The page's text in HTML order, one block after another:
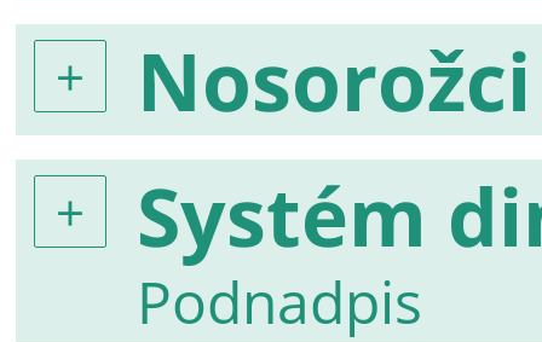
Nosorožci
Systém
Podnadpis